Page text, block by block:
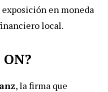
exposición en moneda
local.
, la firma que